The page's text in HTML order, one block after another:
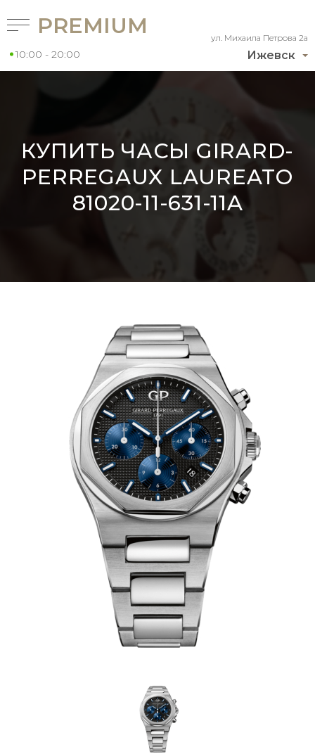
Ижевск
ул. Михаила Петрова 2а
PREMIUM
10:00 - 20:00
КУПИТЬ ЧАСЫ GIRARD-
PERREGAUX LAUREATO
81020-11-631-11A